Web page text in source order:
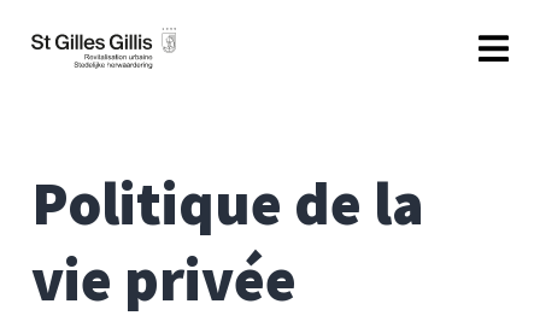
principal
Politique de la
vie privée